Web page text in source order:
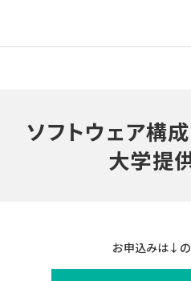
ソフトウェア構
大学提
お申込みは↓